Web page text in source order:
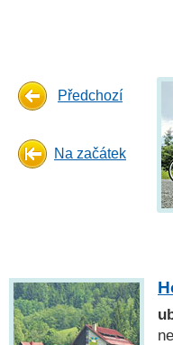
Předchozí
Na začátek